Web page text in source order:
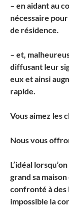
– en aidant au
nécessaire
de résidence.
– et,
diffusant leur
eux et ainsi
rapide.
Vous aimez les
Nous vous
L’idéal
grand sa
confronté à des
impossible la